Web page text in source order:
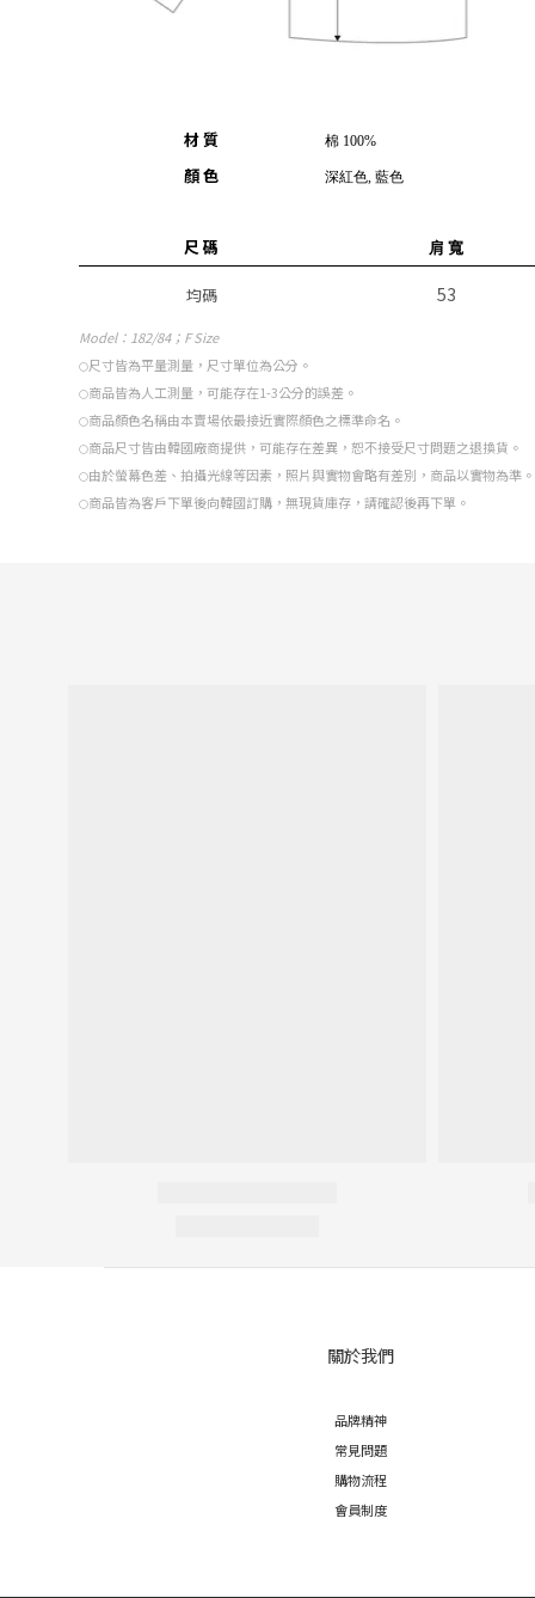
材 質 棉 100%
顏 色 深紅色, 藍色
尺 碼 肩 寬
均碼 53
Model：182/84；F Size
○尺寸皆為平量測量，尺寸單位為公分。
○商品皆為人工測量，可能存在1-3公分的誤差。
○商品顏色名稱由本賣場依最接近實際顏色之標準命名。
○商品尺寸皆由韓國廠商提供，可能存在差異，恕不接受尺寸問題之退換貨。
○由於螢幕色差、拍攝光線等因素，照片與實物會略有差別，商品以實物為準。
○商品皆為客戶下單後向韓國訂購，無現貨庫存，請確認後再下單。
關於我們
品牌精神
常見問題
購物流程
會員制度